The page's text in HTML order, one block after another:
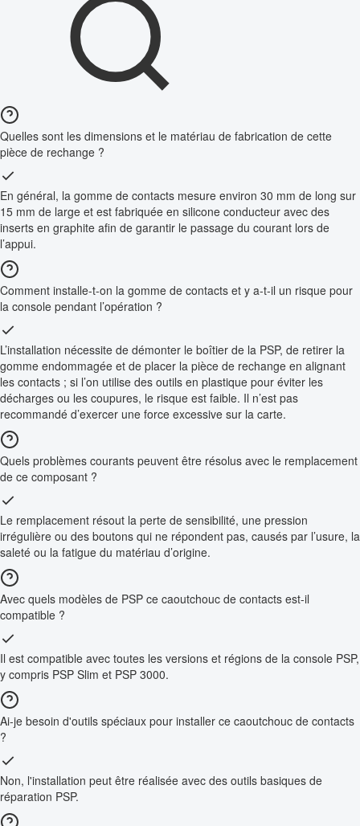
Quelles sont les dimensions et le matériau de fabrication de cette
pièce de rechange ?
En général, la gomme de contacts mesure environ 30 mm de long sur
15 mm de large et est fabriquée en silicone conducteur avec des
inserts en graphite afin de garantir le passage du courant lors de
l’appui.
Comment installe-t-on la gomme de contacts et y a-t-il un risque pour
la console pendant l’opération ?
L’installation nécessite de démonter le boîtier de la PSP, de retirer la
gomme endommagée et de placer la pièce de rechange en alignant
les contacts ; si l’on utilise des outils en plastique pour éviter les
décharges ou les coupures, le risque est faible. Il n’est pas
recommandé d’exercer une force excessive sur la carte.
Quels problèmes courants peuvent être résolus avec le remplacement
de ce composant ?
Le remplacement résout la perte de sensibilité, une pression
irrégulière ou des boutons qui ne répondent pas, causés par l’usure, la
saleté ou la fatigue du matériau d’origine.
Avec quels modèles de PSP ce caoutchouc de contacts est-il
compatible ?
Il est compatible avec toutes les versions et régions de la console PSP,
y compris PSP Slim et PSP 3000.
Ai-je besoin d'outils spéciaux pour installer ce caoutchouc de contacts
?
Non, l'installation peut être réalisée avec des outils basiques de
réparation PSP.